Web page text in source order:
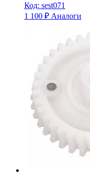
Код: sest071
1 100 ₽ Аналоги